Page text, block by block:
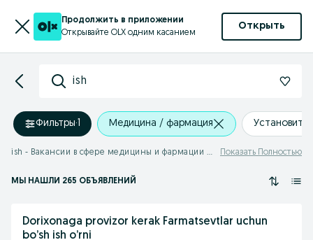
Продолжить в приложении
Открывайте OLX одним касанием
Открыть
ish
Фильтры·1 Медицина / фармация
ish - Вакансии в сфере медицины и фармации в Узбекистане Показать Полностью
МЫ НАШЛИ 265 ОБЪЯВЛЕНИЙ
Dorixonaga provizor kerak Farmatsevtlar uchun
bo’sh ish o’rni